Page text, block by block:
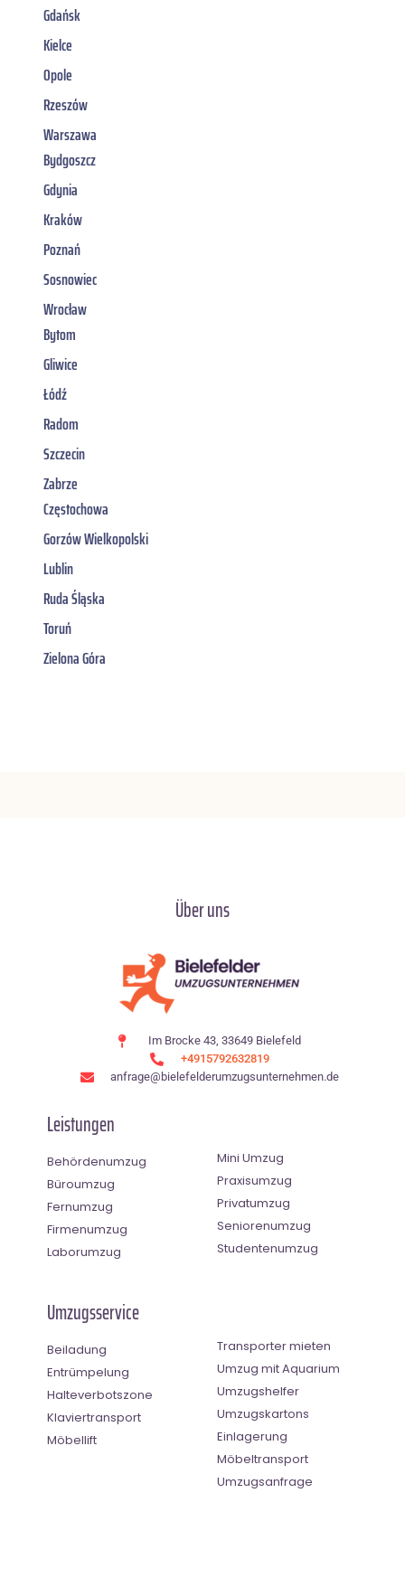
Gdańsk
Kielce
Opole
Rzeszów
Warszawa
Bydgoszcz
Gdynia
Kraków
Poznań
Sosnowiec
Wrocław
Bytom
Gliwice
Łódź
Radom
Szczecin
Zabrze
Częstochowa
Gorzów Wielkopolski
Lublin
Ruda Śląska
Toruń
Zielona Góra
Über uns
Im Brocke 43, 33649 Bielefeld
+4915792632819
anfrage@bielefelderumzugsunternehmen.de
Leistungen
Behördenumzug
Büroumzug
Fernumzug
Firmenumzug
Laborumzug
Mini Umzug
Praxisumzug
Privatumzug
Seniorenumzug
Studentenumzug
Umzugsservice
Beiladung
Entrümpelung
Halteverbotszone
Klaviertransport
Möbellift
Transporter mieten
Umzug mit Aquarium
Umzugshelfer
Umzugskartons
Einlagerung
Möbeltransport
Umzugsanfrage